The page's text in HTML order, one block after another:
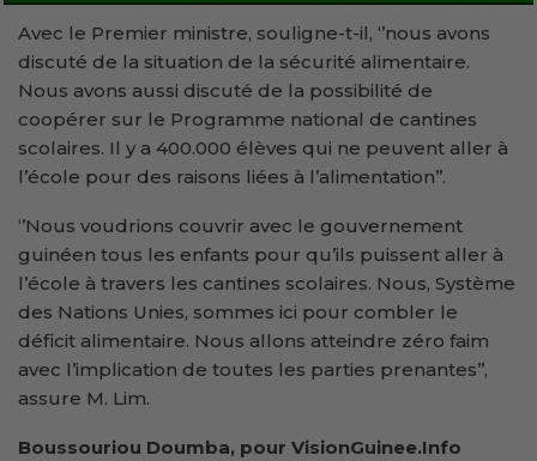
Avec le Premier ministre, souligne-t-il, ‘’nous avons
discuté de la situation de la sécurité alimentaire.
Nous avons aussi discuté de la possibilité de
coopérer sur le Programme national de cantines
scolaires. Il y a 400.000 élèves qui ne peuvent aller à
l’école pour des raisons liées à l’alimentation’’.
‘’Nous voudrions couvrir avec le gouvernement
guinéen tous les enfants pour qu’ils puissent aller à
l’école à travers les cantines scolaires. Nous, Système
des Nations Unies, sommes ici pour combler le
déficit alimentaire. Nous allons atteindre zéro faim
avec l’implication de toutes les parties prenantes’’,
assure M. Lim.
Boussouriou Doumba, pour VisionGuinee.Info